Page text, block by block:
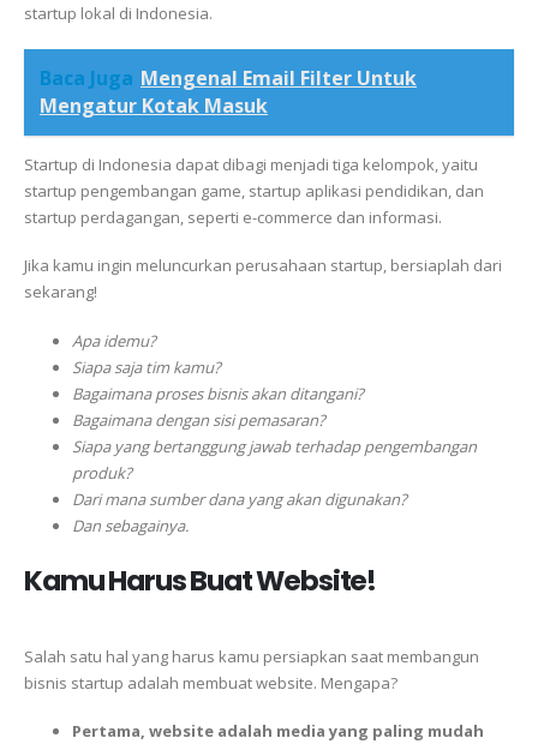
startup lokal di Indonesia.
Baca Juga Mengenal Email Filter Untuk
Mengatur Kotak Masuk
Startup di Indonesia dapat dibagi menjadi tiga kelompok, yaitu
startup pengembangan game, startup aplikasi pendidikan, dan
startup perdagangan, seperti e-commerce dan informasi.
Jika kamu ingin meluncurkan perusahaan startup, bersiaplah dari
sekarang!
Apa idemu?
Siapa saja tim kamu?
Bagaimana proses bisnis akan ditangani?
Bagaimana dengan sisi pemasaran?
Siapa yang bertanggung jawab terhadap pengembangan
produk?
Dari mana sumber dana yang akan digunakan?
Dan sebagainya.
Kamu Harus Buat Website!
Salah satu hal yang harus kamu persiapkan saat membangun
bisnis startup adalah membuat website. Mengapa?
Pertama, website adalah media yang paling mudah